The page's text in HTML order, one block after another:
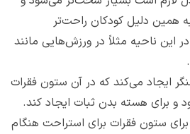
همین دلیل کودکان راحت‌تر
این ناحیه مثلاً در ورزش‌هایی مانند
ایجاد می‌کند که در آن ستون فقرات
و برای هسته بدن ثبات ایجاد کند.
ستون فقرات برای استراحت هنگام